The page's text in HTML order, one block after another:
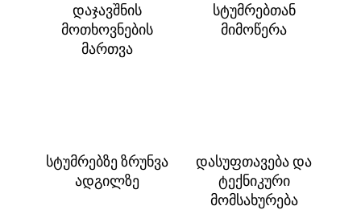
დაჯავშნის
მოთხოვნების
მართვა
სტუმრებთან
მიმოწერა
სტუმრებზე ზრუნვა
ადგილზე
დასუფთავება და
ტექნიკური
მომსახურება